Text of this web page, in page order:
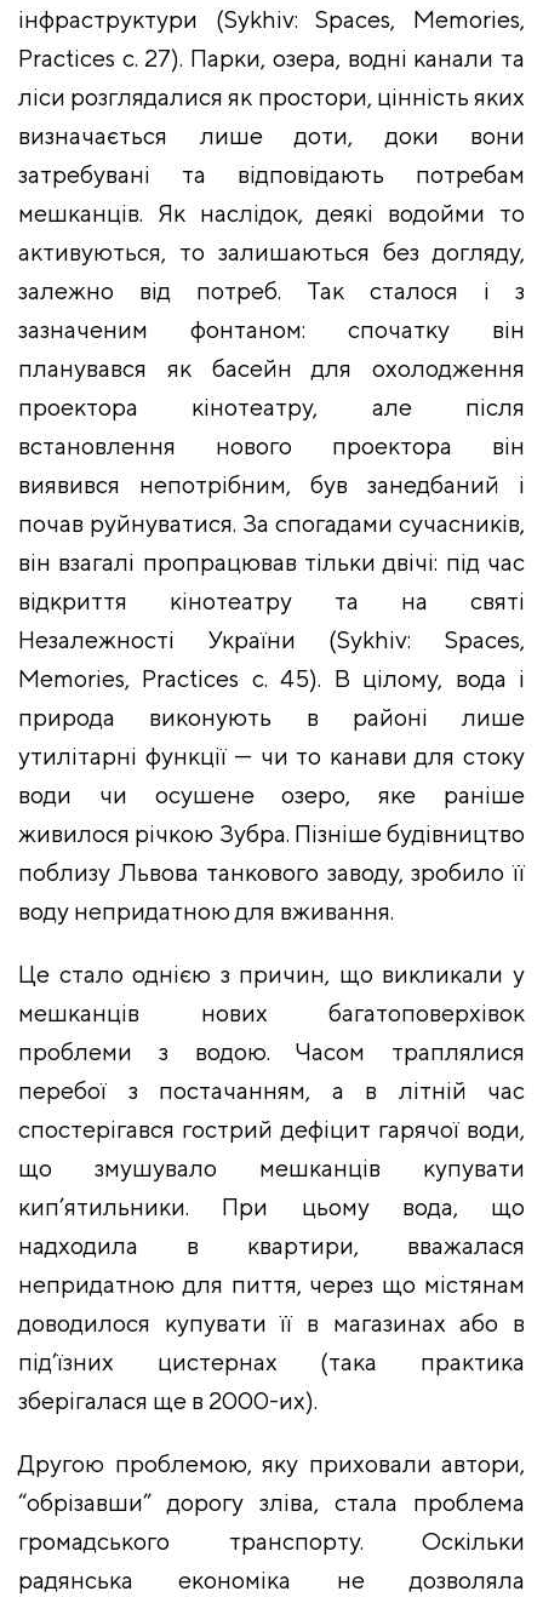
інфраструктури (Sykhiv: Spaces, Memories,
Practices с. 27). Парки, озера, водні канали та
ліси розглядалися як простори, цінність яких
визначається лише доти, доки вони
затребувані та відповідають потребам
мешканців. Як наслідок, деякі водойми то
активуються, то залишаються без догляду,
залежно від потреб. Так сталося і з
зазначеним фонтаном: спочатку він
планувався як басейн для охолодження
проектора кінотеатру, але після
встановлення нового проектора він
виявився непотрібним, був занедбаний і
почав руйнуватися. За спогадами сучасників,
він взагалі пропрацював тільки двічі: під час
відкриття кінотеатру та на святі
Незалежності України (Sykhiv: Spaces,
Memories, Practices с. 45). В цілому, вода і
природа виконують в районі лише
утилітарні функції — чи то канави для стоку
води чи осушене озеро, яке раніше
живилося річкою Зубра. Пізніше будівництво
поблизу Львова танкового заводу, зробило її
воду непридатною для вживання.
Це стало однією з причин, що викликали у
мешканців нових багатоповерхівок
проблеми з водою. Часом траплялися
перебої з постачанням, а в літній час
спостерігався гострий дефіцит гарячої води,
що змушувало мешканців купувати
кип’ятильники. При цьому вода, що
надходила в квартири, вважалася
непридатною для пиття, через що містянам
доводилося купувати її в магазинах або в
під’їзних цистернах (така практика
зберігалася ще в 2000-их).
Другою проблемою, яку приховали автори,
“обрізавши” дорогу зліва, стала проблема
громадського транспорту. Оскільки
радянська економіка не дозволяла